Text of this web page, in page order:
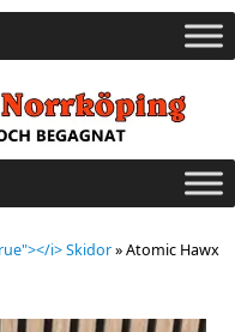
i> Skidor»Atomic Hawx